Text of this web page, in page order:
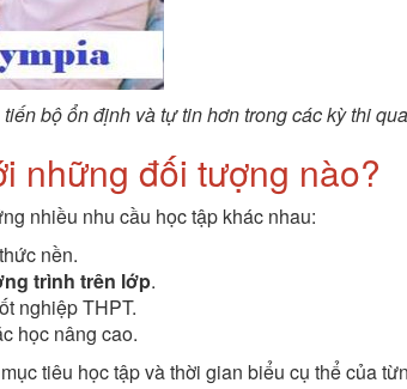
bộ ổn định và tự tin hơn trong các kỳ thi
những đối tượng nào?
nhiều nhu cầu học tập khác nhau:
nền.
trình trên lớp.
nghiệp THPT.
học nâng cao.
tiêu học tập và thời gian biểu cụ thể của